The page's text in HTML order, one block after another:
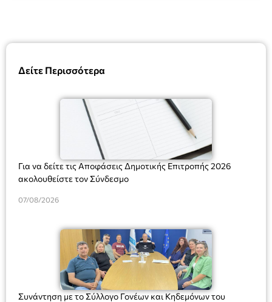
Δείτε Περισσότερα
Για να δείτε τις Αποφάσεις Δημοτικής Επιτροπής 2026
ακολουθείστε τον Σύνδεσμο
07/08/2026
Συνάντηση με το Σύλλογο Γονέων και Κηδεμόνων του